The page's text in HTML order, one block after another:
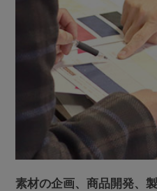
素材の企画、商品開発、